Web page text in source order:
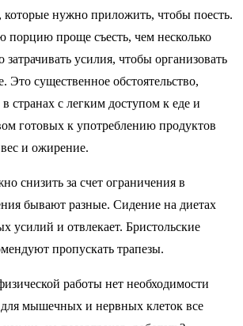
которые нужно приложить, чтобы поесть.
проще съесть, чем несколько
усилия, чтобы организовать
Это существенное обстоятельство,
странах с легким доступом к еде и
готовых к употреблению продуктов
и ожирение.
снизить за счет ограничения в
бывают разные. Сидение на диетах
усилий и отвлекает. Бристольские
пропускать трапезы.
работы нет необходимости
мышечных и нервных клеток все